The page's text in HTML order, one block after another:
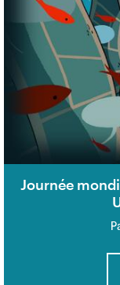
Journée